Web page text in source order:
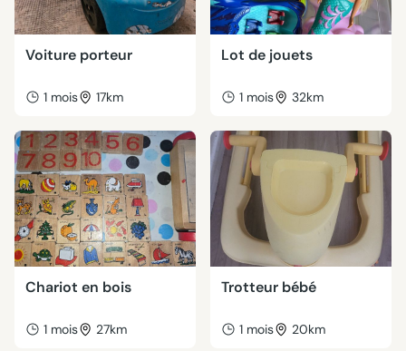
Voiture porteur
1 mois 17km
Lot de jouets
1 mois 32km
Chariot en bois
1 mois 27km
Trotteur bébé
1 mois 20km